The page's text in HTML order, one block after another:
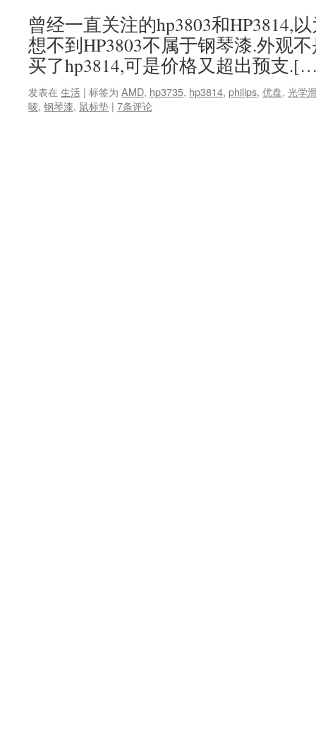
曾经一直关注的hp3803和HP3814,
想不到HP3803不属于钢琴漆.外观
买了hp3814,可是价格又超出预支
发表在 生活 | 标签为 AMD, hp3735, hp3814, philips, 优盘, 光学
唛, 钢琴漆, 鼠标垫 | 7条评论